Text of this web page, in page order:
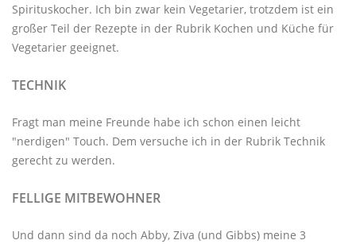
Spirituskocher. Ich bin zwar kein Vegetarier, trotzdem ist ein
großer Teil der Rezepte in der Rubrik Kochen und Küche für
Vegetarier geeignet.
TECHNIK
Fragt man meine Freunde habe ich schon einen leicht
"nerdigen" Touch. Dem versuche ich in der Rubrik Technik
gerecht zu werden.
FELLIGE MITBEWOHNER
Und dann sind da noch Abby, Ziva (und Gibbs) meine 3